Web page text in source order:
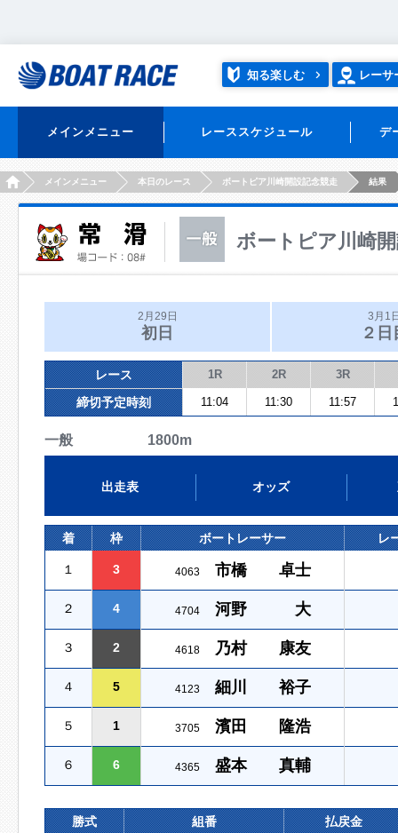
知る楽しむ レーサ
メインメニュー レーススケジュール デ
HOMEメインメニュー 本日のレース ボートピア川崎開設記念競走 結果
ボートピア川崎
2月29日
初日
3月1
２日
レース 1R 2R 3R
締切予定時刻 11:04 11:30 11:57
一般 1800m
出走表 オッズ
着 枠 ボートレーサー レ
１ 3 4063 市橋 卓士
２ 4 4704 河野 大
３ 2 4618 乃村 康友
４ 5 4123 細川 裕子
５ 1 3705 濱田 隆浩
６ 6 4365 盛本 真輔
勝式 組番 払戻金